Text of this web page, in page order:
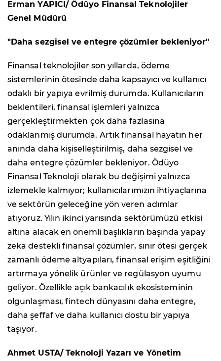
Erman YAPICI/ Ödüyo Finansal Teknolojiler
Genel Müdürü
"Daha sezgisel ve entegre çözümler bekleniyor"
Finansal teknolojiler son yıllarda, ödeme
sistemlerinin ötesinde daha kapsayıcı ve kullanıcı
odaklı bir yapıya evrilmiş durumda. Kullanıcıların
beklentileri, finansal işlemleri yalnızca
gerçekleştirmekten çok daha fazlasına
odaklanmış durumda. Artık finansal hayatın her
anında daha kişiselleştirilmiş, daha sezgisel ve
daha entegre çözümler bekleniyor. Ödüyo
Finansal Teknoloji olarak bu değişimi yalnızca
izlemekle kalmıyor; kullanıcılarımızın ihtiyaçlarına
ve sektörün geleceğine yön veren adımlar
atıyoruz. Yılın ikinci yarısında sektörümüzü etkisi
altına alacak en önemli başlıkların başında yapay
zeka destekli finansal çözümler, sınır ötesi gerçek
zamanlı ödeme altyapıları, finansal erişim eşitliğini
artırmaya yönelik ürünler ve regülasyon uyumu
geliyor. Özellikle açık bankacılık ekosisteminin
olgunlaşması, fintech dünyasını daha entegre,
daha şeffaf ve daha kullanıcı dostu bir yapıya
taşıyor.
Ahmet USTA/ Teknoloji Yazarı ve Yönetim